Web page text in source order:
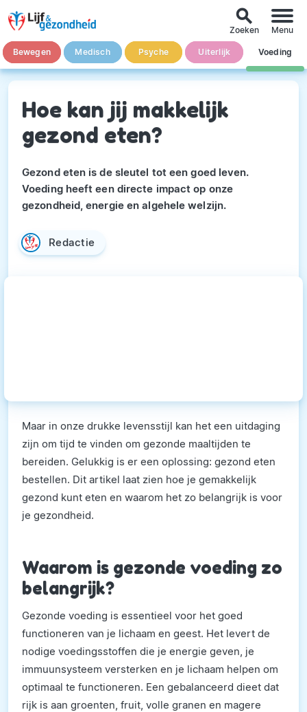
Bewegen Medisch Psyche Uiterlijk Voeding
search
Zoeken Menu
Hoe kan jij makkelijk
gezond eten?
Gezond eten is de sleutel tot een goed leven.
Voeding heeft een directe impact op onze
gezondheid, energie en algehele welzijn.
Redactie
Maar in onze drukke levensstijl kan het een uitdaging
zijn om tijd te vinden om gezonde maaltijden te
bereiden. Gelukkig is er een oplossing: gezond eten
bestellen. Dit artikel laat zien hoe je gemakkelijk
gezond kunt eten en waarom het zo belangrijk is voor
je gezondheid.
Waarom is gezonde voeding zo
belangrijk?
Gezonde voeding is essentieel voor het goed
functioneren van je lichaam en geest. Het levert de
nodige voedingsstoffen die je energie geven, je
immuunsysteem versterken en je lichaam helpen om
optimaal te functioneren. Een gebalanceerd dieet dat
rijk is aan groenten, fruit, volle granen en magere